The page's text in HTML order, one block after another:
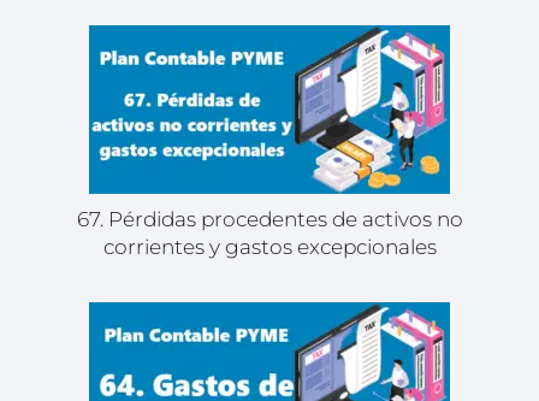
67. Pérdidas procedentes de activos no
corrientes y gastos excepcionales